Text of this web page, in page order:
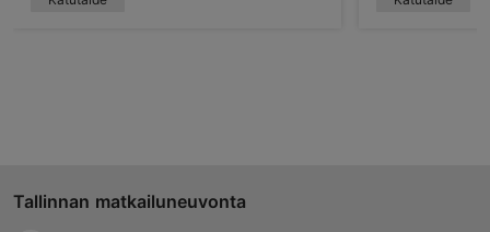
Tallinnan matkailuneuvonta